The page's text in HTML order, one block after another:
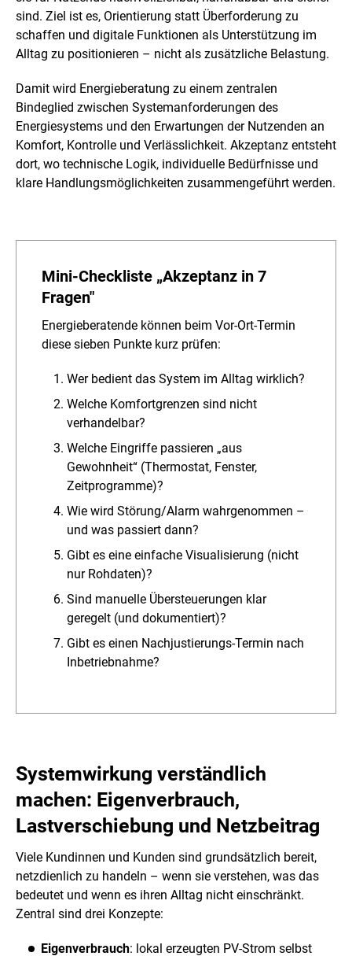
sind. Ziel ist es, Orientierung statt Überforderung zu
schaffen und digitale Funktionen als Unterstützung im
Alltag zu positionieren – nicht als zusätzliche Belastung.
Damit wird Energieberatung zu einem zentralen
Bindeglied zwischen Systemanforderungen des
Energiesystems und den Erwartungen der Nutzenden an
Komfort, Kontrolle und Verlässlichkeit. Akzeptanz entsteht
dort, wo technische Logik, individuelle Bedürfnisse und
klare Handlungsmöglichkeiten zusammengeführt werden.
Mini-Checkliste „Akzeptanz in 7
Fragen"
Energieberatende können beim Vor-Ort-Termin
diese sieben Punkte kurz prüfen:
Wer bedient das System im Alltag wirklich?
Welche Komfortgrenzen sind nicht
verhandelbar?
Welche Eingriffe passieren „aus
Gewohnheit“ (Thermostat, Fenster,
Zeitprogramme)?
Wie wird Störung/Alarm wahrgenommen –
und was passiert dann?
Gibt es eine einfache Visualisierung (nicht
nur Rohdaten)?
Sind manuelle Übersteuerungen klar
geregelt (und dokumentiert)?
Gibt es einen Nachjustierungs-Termin nach
Inbetriebnahme?
Systemwirkung verständlich
machen: Eigenverbrauch,
Lastverschiebung und Netzbeitrag
Viele Kundinnen und Kunden sind grundsätzlich bereit,
netzdienlich zu handeln – wenn sie verstehen, was das
bedeutet und wenn es ihren Alltag nicht einschränkt.
Zentral sind drei Konzepte:
Eigenverbrauch: lokal erzeugten PV-Strom selbst